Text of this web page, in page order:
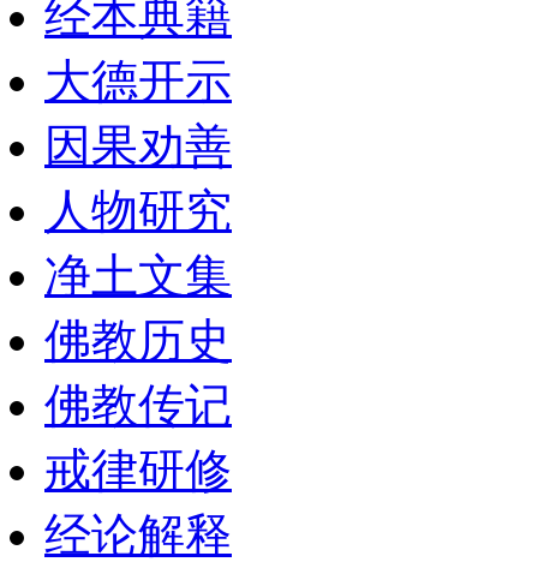
经本典籍
大德开示
因果劝善
人物研究
净土文集
佛教历史
佛教传记
戒律研修
经论解释